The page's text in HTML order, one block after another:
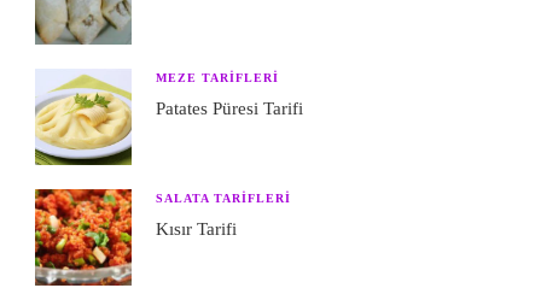
MEZE TARIFLERI
Patates Püresi Tarifi
SALATA TARIFLERI
Kısır Tarifi